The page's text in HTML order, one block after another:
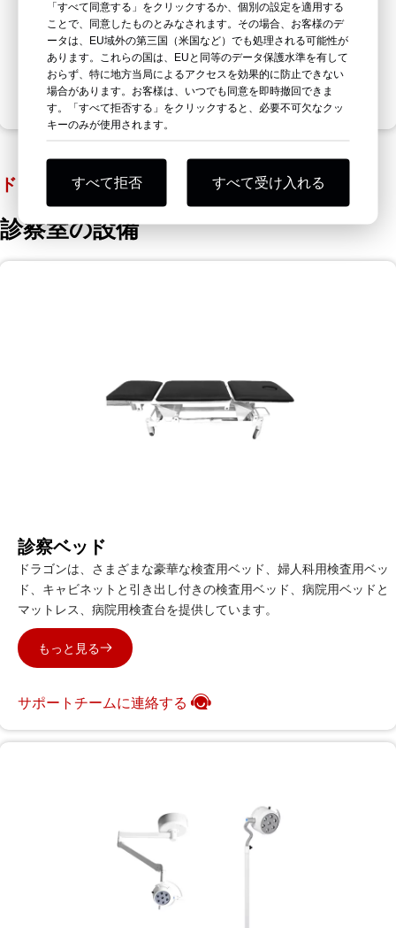
今すぐ送信
ドラゴン
診察室の設備
診察ベッド
ドラゴンは、さまざまな豪華な検査用ベッド、婦人科用検査用ベッ
ド、キャビネットと引き出し付きの検査用ベッド、病院用ベッドと
マットレス、病院用検査台を提供しています。
もっと見る
サポートチームに連絡する
「すべて同意する」をクリックするか、個別の設定を適用する
ことで、同意したものとみなされます。その場合、お客様のデ
ータは、EU域外の第三国（米国など）でも処理される可能性が
あります。これらの国は、EUと同等のデータ保護水準を有して
おらず、特に地方当局によるアクセスを効果的に防止できない
場合があります。お客様は、いつでも同意を即時撤回できま
す。「すべて拒否する」をクリックすると、必要不可欠なクッ
キーのみが使用されます。
すべて拒否 すべて受け入れる